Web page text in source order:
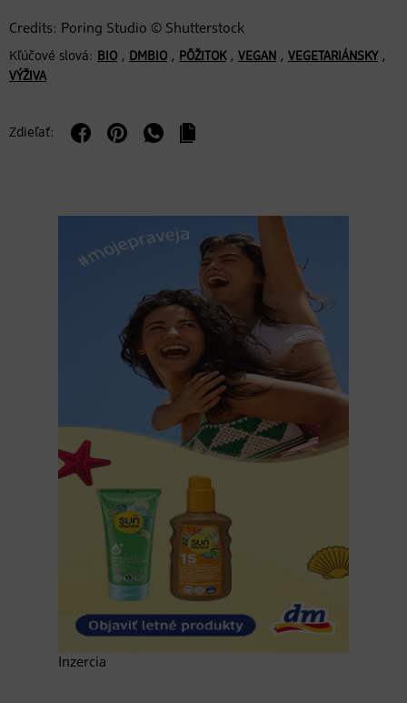
Credits: Poring Studio © Shutterstock
Kľúčové slová: BIO , DMBIO , PÔŽITOK, VEGAN , VEGETARIÁNSKY,
VÝŽIVA
Zdieľať:
Inzercia